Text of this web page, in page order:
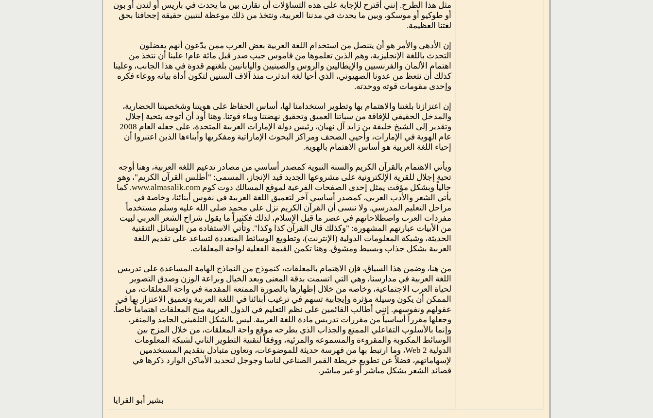
مثل هذا الطرح. إنني أقترح للإجابة على هذه التساؤلات أن نقارن بين ما يحدث في باريس أو لندن أو بون
أو طوكيو أو موسكو، وبين ما يحدث في مدننا العربية، ونتخذ من ذلك موعظة لنتبين حقيقة إجحافنا بحق
لغتنا العظيمة.
إن الأدهى والأمر هو أن يتنصل من استخدام اللغة العربية بعض العرب ممن يدّعون أنهم يفضلون
التحدث باللغة الإنجليزية، وهم الذين تعلموها من قاموس جيب صدر قبل مائة عام! علينا أن نتخذ من
اهتمام الألمان والفرنسيين والإيطاليين والروس والصينيين واليابانيين بلغتهم قدوة في هذا الجانب، وعلينا
كذلك أن نتعظ من عدونا الصهيوني، الذي أحيا لغة اندثرت منذ آلاف السنين لتكون أداة بيانه ووعاء فكره
وإحدى مقومات قوته ووحدته.
إن اعتزازنا بلغتنا والاهتمام بها وتطوير استخدامنا لها، أساس الحفاظ على هويتنا وشخصيتنا الحضارية،
والمدخل الحقيقي للإفاقة من سباتنا العميق وتحقيق نهضتنا وبناء قوتنا. وهنا أود أن أتوجه بتحية إجلال
وتقدير إلى الشيخ خليفة بن زايد آل نهيان، رئيس دولة الإمارات العربية المتحدة، على جعله العام 2008
عام الهوية في الإمارات، وأحيي الصحف ومراكز البحوث الإماراتية ومفكريها وأبناءها الذين اعتبروا أن
إحياء اللغة العربية هو أساس الاهتمام بالهوية.
ويأتي الاهتمام بالقرآن الكريم والسنة النبوية كمصدر أساسي من مصادر تدعيم اللغة العربية، وهنا أوجه
تحية إجلال للقرية الإلكترونية على مشروعها الجديد قيد الإنجاز، المسمى: "أطلس القرآن الكريم"، وهو
حالياً وبشكل مؤقت يمثل إحدى الصفحات الفرعية لموقع المسالك دوت كوم www.almasalik.com. كما
يأتي الشعر والأدب العربي، كمصدر أساسي آخر لتعميق اللغة العربية في نفوس أبنائنا، وخاصة في
مراحل التعليم المدرسي. ولا ننسى أن القرآن الكريم نزل على محمد صلى الله عليه وسلم مستخدماً
مفردات العرب واصطلاحاتهم في عصر ما قبل الإسلام، لذلك فكثيراً ما يقول شراح الشعر العربي لبيت
من الأبيات عبارتهم المشهورة: "وكذلك قال القرآن كذا وكذا". وتأتي الاستفادة من الوسائل التتقنية
الحديثة، وشبكة المعلومات الدولية (الإنترنت)، وتطويع الوسائط المتعددة لتساعد على تقديم اللغة
العربية بشكل جذاب وبسيط ومشوق. وهنا تكمن القيمة الفعلية لواحة المعلقات.
من هنا، وضمن هذا السياق، فإن الاهتمام بالمعلقات، كنموذج من النماذج الهامة المساعدة على تدريس
اللغة العربية في مدارسنا، وهي التي اتسمت بدقة المعنى وبعد الخيال وبراعة الوزن وصدق التصوير
لحياة العرب الاجتماعية، وخاصة من خلال إظهارها بالصورة الممتعة المقدمة في واحة المعلقات، من
الممكن أن يكون وسيلة مؤثرة وإيجابية تسهم في ترغيب أبنائنا في اللغة العربية وتعميق الاعتزاز بها في
عقولهم ونفوسهم. إنني أطالب القائمين على نظم التعليم في الدول العربية منح المعلقات اهتماماً خاصاً.
وجعلها مقرراً أساسياً من مقررات تدريس مادة اللغة العربية. ليس بالشكل التلقيني الجامد والمنفر،
وإنما بالأسلوب التفاعلي الممتع والجذاب الذي يطرحه موقع واحة المعلقات، من خلال المزج بين
الوسائط المكتوبة والمقروءة والمسموعة والمرئية، ووفقاً لتقنية التطوير الثاني لشبكة المعلومات
الدولية Web 2، وما ارتبط بها من فهرسة حديثة للموضوعات، وتعاون متبادل بتقديم المستخدمين
لإسهاماتهم، فضلاً عن تطويع خريطة القمر الصناعي لناسا وجوجل لتحديد الأماكن الوارد ذكرها في
قصائد الشعر بشكل مباشر أو غير مباشر.
بشير أبو القرايا